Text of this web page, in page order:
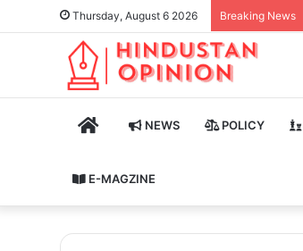
Thursday, August 6 2026 Breaking News
HOME NEWS POLICY
E-MAGZINE